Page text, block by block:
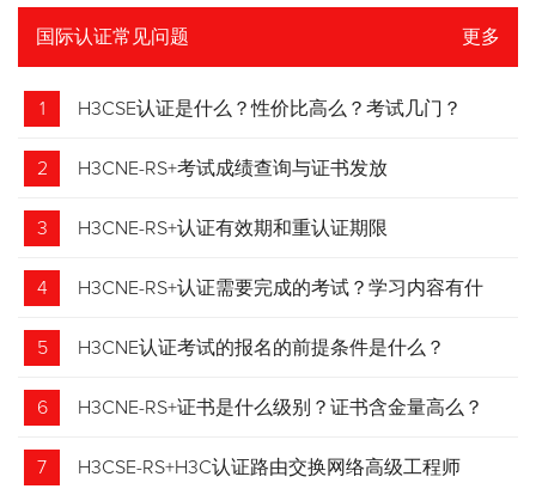
国际认证常见问题 更多
1 H3CSE认证是什么？性价比高么？考试几门？
2 H3CNE-RS+考试成绩查询与证书发放
3 H3CNE-RS+认证有效期和重认证期限
4 H3CNE-RS+认证需要完成的考试？学习内容有什
么？
5 H3CNE认证考试的报名的前提条件是什么？
6 H3CNE-RS+证书是什么级别？证书含金量高么？
7 H3CSE-RS+H3C认证路由交换网络高级工程师